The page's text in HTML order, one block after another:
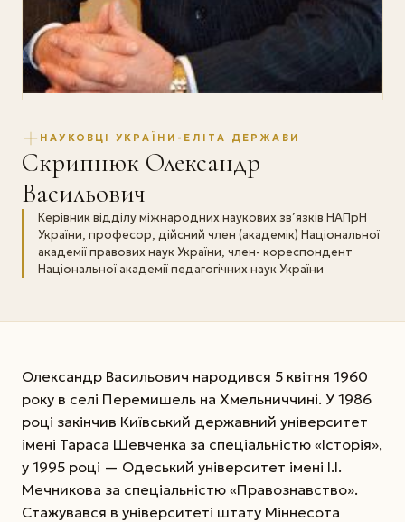
НАУКОВЦІ УКРАЇНИ-ЕЛІТА ДЕРЖАВИ
Скрипнюк Олександр
Васильович
Керівник відділу міжнародних наукових зв’язків НАПрН
України, професор, дійсний член (академік) Національної
академії правових наук України, член- кореспондент
Національної академії педагогічних наук України
Олександр Васильович народився 5 квітня 1960
року в селі Перемишель на Хмельниччині. У 1986
році закінчив Київський державний університет
імені Тараса Шевченка за спеціальністю «Історія»,
у 1995 році — Одеський університет імені І.І.
Мечникова за спеціальністю «Правознавство».
Стажувався в університеті штату Міннесота